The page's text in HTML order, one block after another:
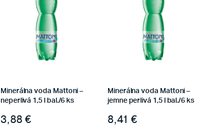
Minerálna voda Mattoni –
neperlivá 1,5 l bal./6 ks
3,88 €
Minerálna voda Mattoni –
jemne perlivá 1,5 l bal./6 ks
8,41 €